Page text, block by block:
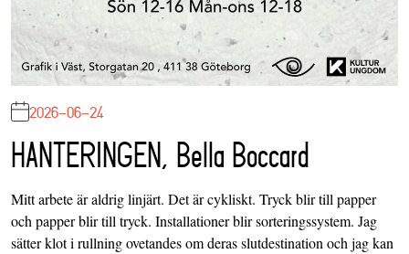
2026-06-24
HANTERINGEN, Bella Boccard
Mitt arbete är aldrig linjärt. Det är cykliskt. Tryck blir till papper
och papper blir till tryck. Installationer blir sorteringssystem. Jag
sätter klot i rullning ovetandes om deras slutdestination och jag kan